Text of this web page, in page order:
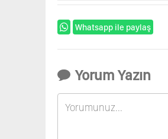
Whatsapp ile paylaş
Yorum Yazın